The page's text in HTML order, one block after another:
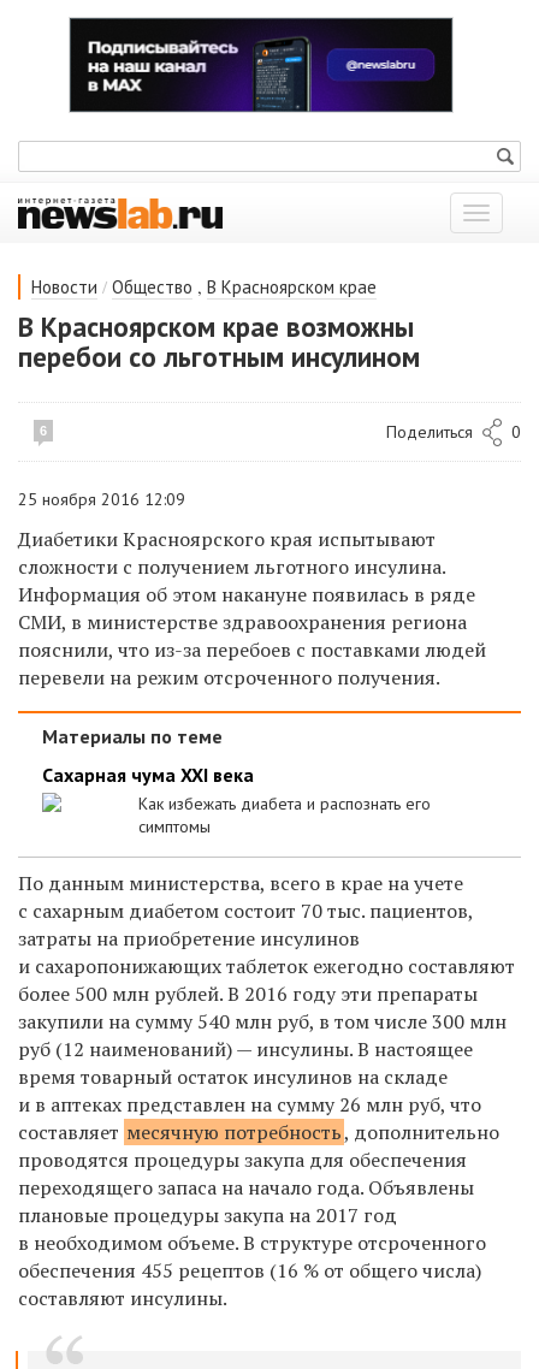
Показать
меню
Новости / Общество , В Красноярском крае
В Красноярском крае возможны
перебои со льготным инсулином
6 Поделиться 0
25 ноября 2016 12:09
Диабетики Красноярского края испытывают
сложности с получением льготного инсулина.
Информация об этом накануне появилась в ряде
СМИ, в министерстве здравоохранения региона
пояснили, что из-за перебоев с поставками людей
перевели на режим отсроченного получения.
Материалы по теме
Сахарная чума XXI века
Как избежать диабета и распознать его
симптомы
По данным министерства, всего в крае на учете
с сахарным диабетом состоит 70 тыс. пациентов,
затраты на приобретение инсулинов
и сахаропонижающих таблеток ежегодно составляют
более 500 млн рублей. В 2016 году эти препараты
закупили на сумму 540 млн руб, в том числе 300 млн
руб (12 наименований) — инсулины. В настоящее
время товарный остаток инсулинов на складе
и в аптеках представлен на сумму 26 млн руб, что
составляет месячную потребность, дополнительно
проводятся процедуры закупа для обеспечения
переходящего запаса на начало года. Объявлены
плановые процедуры закупа на 2017 год
в необходимом объеме. В структуре отсроченного
обеспечения 455 рецептов (16 % от общего числа)
составляют инсулины.